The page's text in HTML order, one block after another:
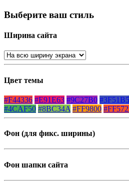
Выберите ваш стиль
Ширина сайта
Цвет темы
#F44336 #E91E63 #9C27B0 #3F51B5
#4CAF50 #8BC34A #FF9800
Фон (для фикс. ширины)
Фон шапки сайта